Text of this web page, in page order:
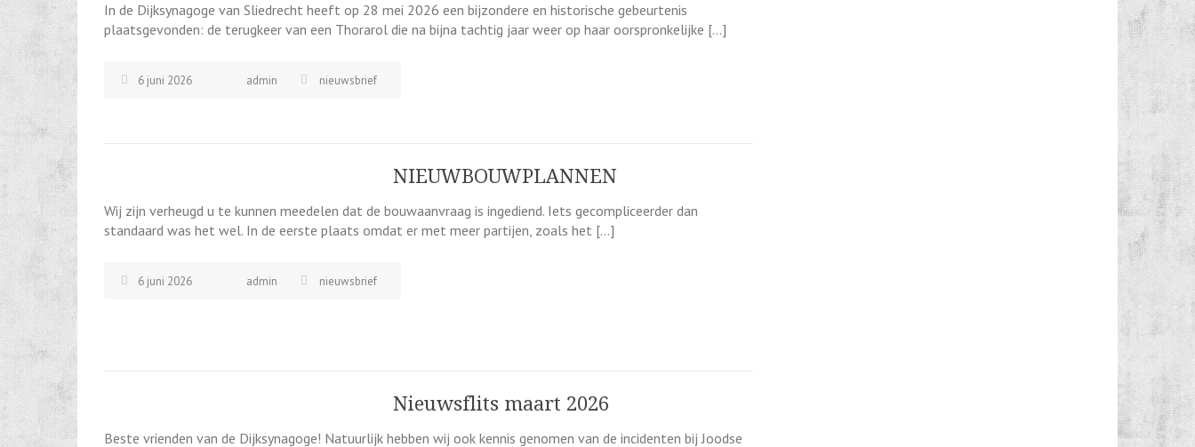
In de Dijksynagoge van Sliedrecht heeft op 28 mei 2026 een bijzondere en historische gebeurtenis
plaatsgevonden: de terugkeer van een Thorarol die na bijna tachtig jaar weer op haar oorspronkelijke […]
6 juni 2026 admin nieuwsbrief
NIEUWBOUWPLANNEN
Wij zijn verheugd u te kunnen meedelen dat de bouwaanvraag is ingediend. Iets gecompliceerder dan
standaard was het wel. In de eerste plaats omdat er met meer partijen, zoals het […]
6 juni 2026 admin nieuwsbrief
Nieuwsflits maart 2026
Beste vrienden van de Dijksynagoge! Natuurlijk hebben wij ook kennis genomen van de incidenten bij Joodse